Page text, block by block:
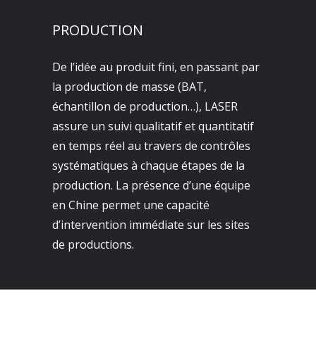
PRODUCTION
De l’idée au produit fini, en passant par
la production de masse (BAT,
échantillon de production…), LASER
assure un suivi qualitatif et quantitatif
en temps réel au travers de contrôles
systématiques à chaque étapes de la
production. La présence d’une équipe
en Chine permet une capacité
d’intervention immédiate sur les sites
de productions.